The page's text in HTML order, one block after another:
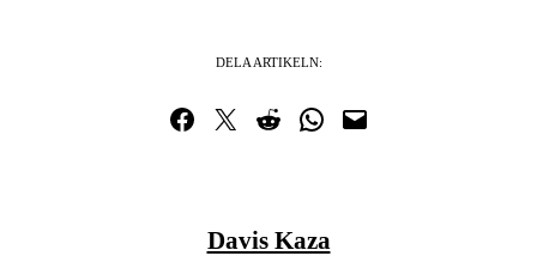
DELA ARTIKELN:
Dela på Facebook
Dela på TwitterDela på RedditDela i WhatsApp
Maila en länk
Davis Kaza